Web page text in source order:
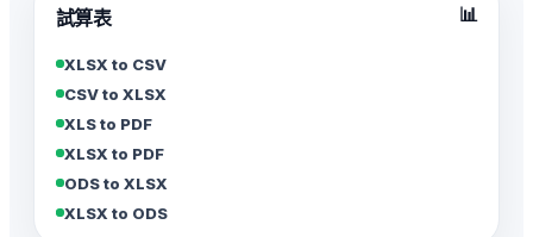
試算表 📊
XLSX to CSV
CSV to XLSX
XLS to PDF
XLSX to PDF
ODS to XLSX
XLSX to ODS